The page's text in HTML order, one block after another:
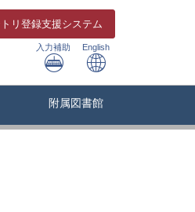
リ 登録支援システム
入力補助 English
附属図書館